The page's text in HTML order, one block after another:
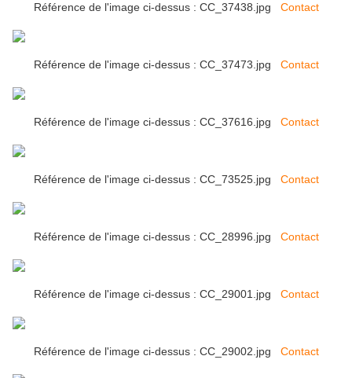
Référence de l'image ci-dessus : CC_37438.jpg Contact
Référence de l'image ci-dessus : CC_37473.jpg Contact
Référence de l'image ci-dessus : CC_37616.jpg Contact
Référence de l'image ci-dessus : CC_73525.jpg Contact
Référence de l'image ci-dessus : CC_28996.jpg Contact
Référence de l'image ci-dessus : CC_29001.jpg Contact
Référence de l'image ci-dessus : CC_29002.jpg Contact